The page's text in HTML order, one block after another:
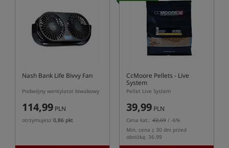
Nash Bank Life Bivvy Fan
Podwójny wentylator biwakowy
114,99 PLN
otrzymujesz 0,86 pkt
CcMoore Pellets - Live
System
Pellet Live System
39,99 PLN
Cena kat.: 42,69 / -6%
Min. cena z 30 dni przed
obniżką: 36.99